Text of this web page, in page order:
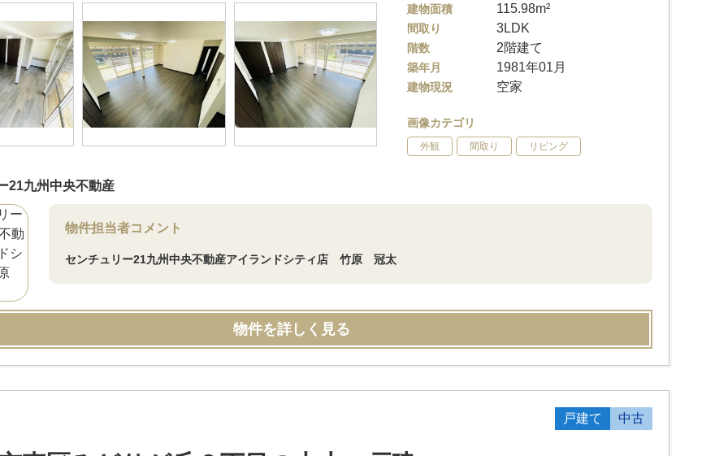
建物面積 115.98m²
間取り 3LDK
階数 2階建て
築年月 1981年01月
建物現況 空家
画像カテゴリ
外観 間取り リビング
21九州中央不動産
物件担当者コメント
センチュリー21九州中央不動産アイランドシティ店 竹原 冠太
物件を詳しく見る
戸建て 中古